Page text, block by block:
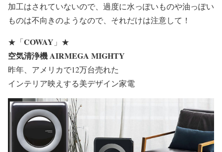
加工はされていないので、過度に水っぽいものや油っぽい
ものは不向きのようなので、それだけは注意して！
★ 「COWAY 」 ★
空気清浄機 AIRMEGA MIGHTY
昨年、アメリカで12万台売れた
インテリア映えする美デザイン家電